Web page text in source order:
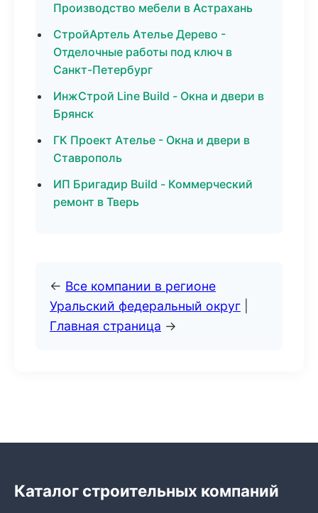
Производство мебели в Астрахань
СтройАртель Ателье Дерево -
Отделочные работы под ключ в
Санкт-Петербург
ИнжСтрой Line Build - Окна и двери в
Брянск
ГК Проект Ателье - Окна и двери в
Ставрополь
ИП Бригадир Build - Коммерческий
ремонт в Тверь
← Все компании в регионе
Уральский федеральный округ
Главная страница →
Каталог строительных компаний